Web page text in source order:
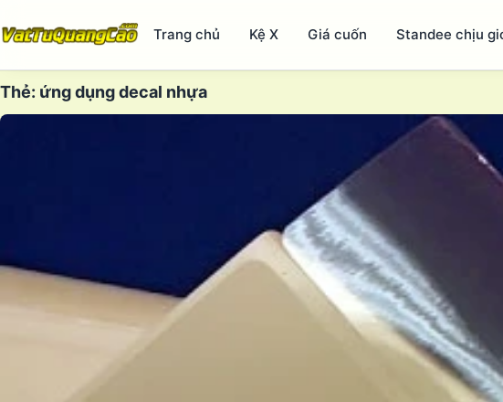
Trang chủ Kệ X Giá cuốn Standee chịu
Thẻ: ứng dụng decal nhựa